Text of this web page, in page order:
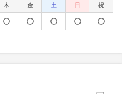
木 金 土 日 祝